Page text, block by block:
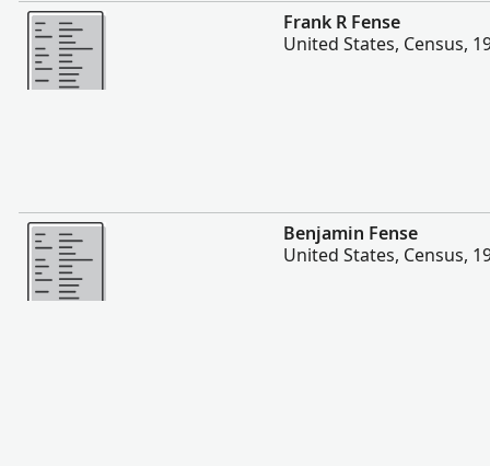
Rohkem
Frank R Fense
United States, Census,
Rohkem
Benjamin Fense
United States, Census,